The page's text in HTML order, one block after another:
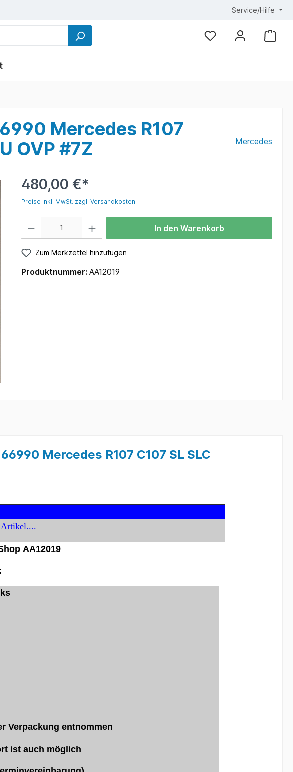
Service/Hilfe
Mercedes R107
OVP #7Z
Mercedes
480,00 €*
Preise inkl. MwSt. zzgl. Versandkosten
In den Warenkorb
Zum Merkzettel hinzufügen
Produktnummer: AA12019
Mercedes R107 C107 SL SLC
Artikel....
AA12019
Verpackung entnommen
ist auch möglich